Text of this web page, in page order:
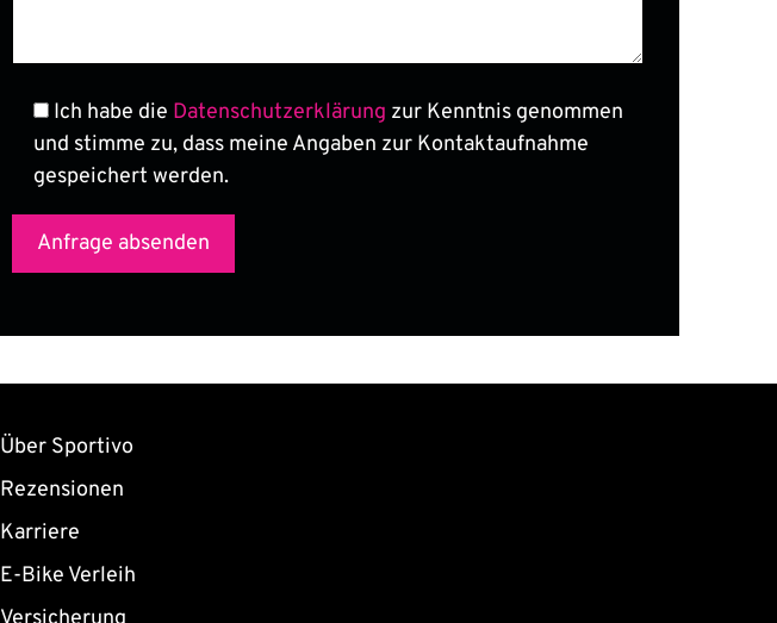
Ich habe die Datenschutzerklärung zur Kenntnis genommen
und stimme zu, dass meine Angaben zur Kontaktaufnahme
gespeichert werden.
Über Sportivo
Rezensionen
Karriere
E-Bike Verleih